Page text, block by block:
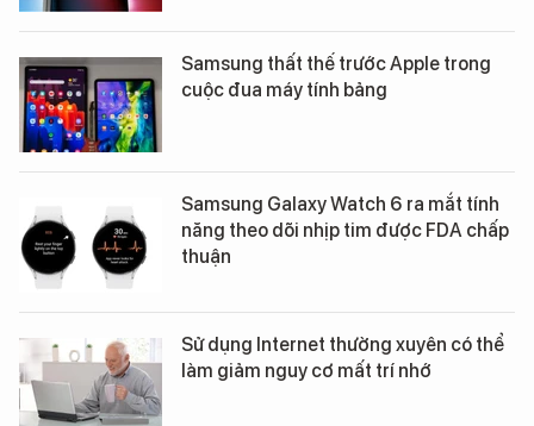
Samsung thất thế trước Apple trong
cuộc đua máy tính bảng
Samsung Galaxy Watch 6 ra mắt tính
năng theo dõi nhịp tim được FDA chấp
thuận
Sử dụng Internet thường xuyên có thể
làm giảm nguy cơ mất trí nhớ